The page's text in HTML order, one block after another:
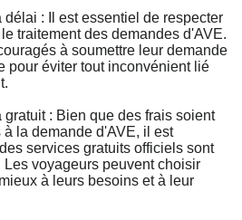
délai : Il est essentiel de respecter
traitement des demandes d'AVE.
à soumettre leur demande
pour éviter tout inconvénient lié
gratuit : Bien que des frais soient
la demande d'AVE, il est
services gratuits officiels sont
voyageurs peuvent choisir
à leurs besoins et à leur